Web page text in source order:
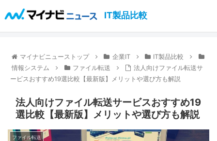
IT製品比較
マイナビニューストップ 企業IT
IT製品比較
情報システム
ファイル転送
法人向けファイル転送サ
ービスおすすめ19選比較【最新版】メリットや選び方も解説
法人向けファイル転送サービスおすすめ19
選比較【最新版】メリットや選び方も解説
ファイル転送